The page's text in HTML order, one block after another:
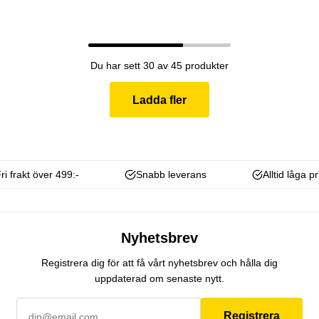
Du har sett 30 av 45 produkter
Ladda fler
frakt över 499:- Snabb leverans Alltid låga
Nyhetsbrev
Registrera dig för att få vårt nyhetsbrev och hålla dig
uppdaterad om senaste nytt.
Registrera